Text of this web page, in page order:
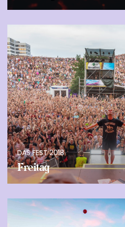
DAS FEST 2018
Freitag